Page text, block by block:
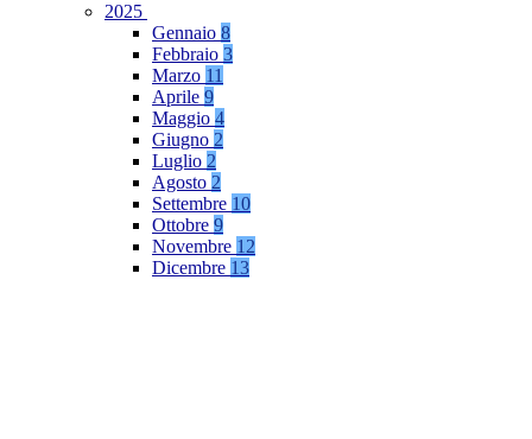
2025
Gennaio 8
Febbraio 3
Marzo 11
Aprile 9
Maggio 4
Giugno 2
Luglio 2
Agosto 2
Settembre 10
Ottobre 9
Novembre 12
Dicembre 13